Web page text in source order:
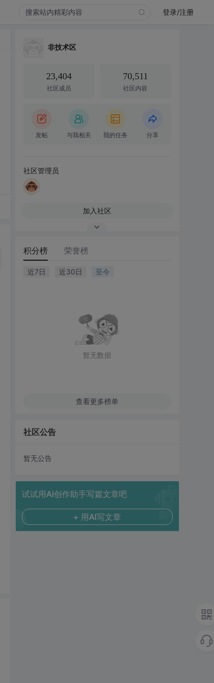
登录/注册
非技术区
23,404
社区成员
70,511
社区内容
发帖 与我相关 我的任务 分享
社区管理员
加入社区
积分榜 荣誉榜
近7日 近30日 至今
暂无数据
查看更多榜单
社区公告
暂无公告
试试用AI创作助手写篇文章吧
+ 用AI写文章